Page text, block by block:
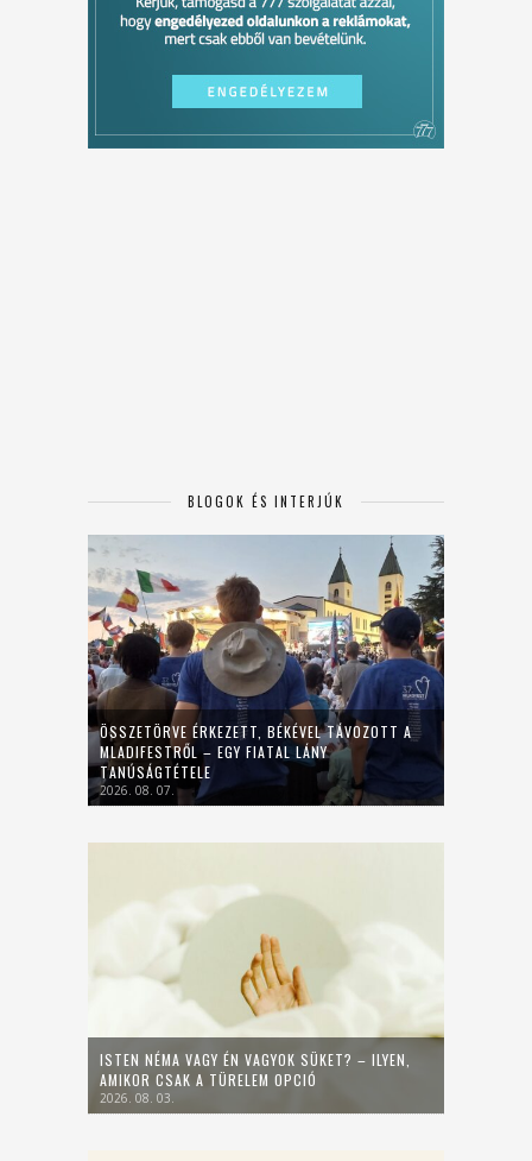
BLOGOK ÉS INTERJÚK
ÖSSZETÖRVE ÉRKEZETT, BÉKÉVEL TÁVOZOTT A
MLADIFESTRŐL – EGY FIATAL LÁNY
TANÚSÁGTÉTELE
2026. 08. 07.
ISTEN NÉMA VAGY ÉN VAGYOK SÜKET? – ILYEN,
AMIKOR CSAK A TÜRELEM OPCIÓ
2026. 08. 03.